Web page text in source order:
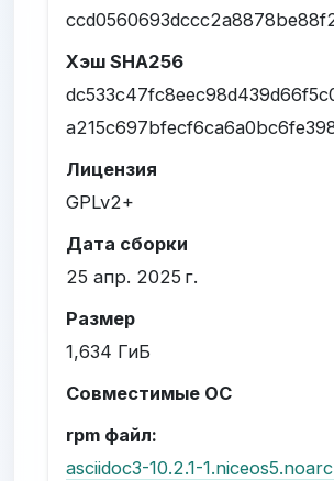
Хэш SHA256
Лицензия
GPLv2+
Дата сборки
25 апр. 2025 г.
Размер
1,634 ГиБ
Совместимые ОС
rpm файл:
asciidoc3-10.2.1-